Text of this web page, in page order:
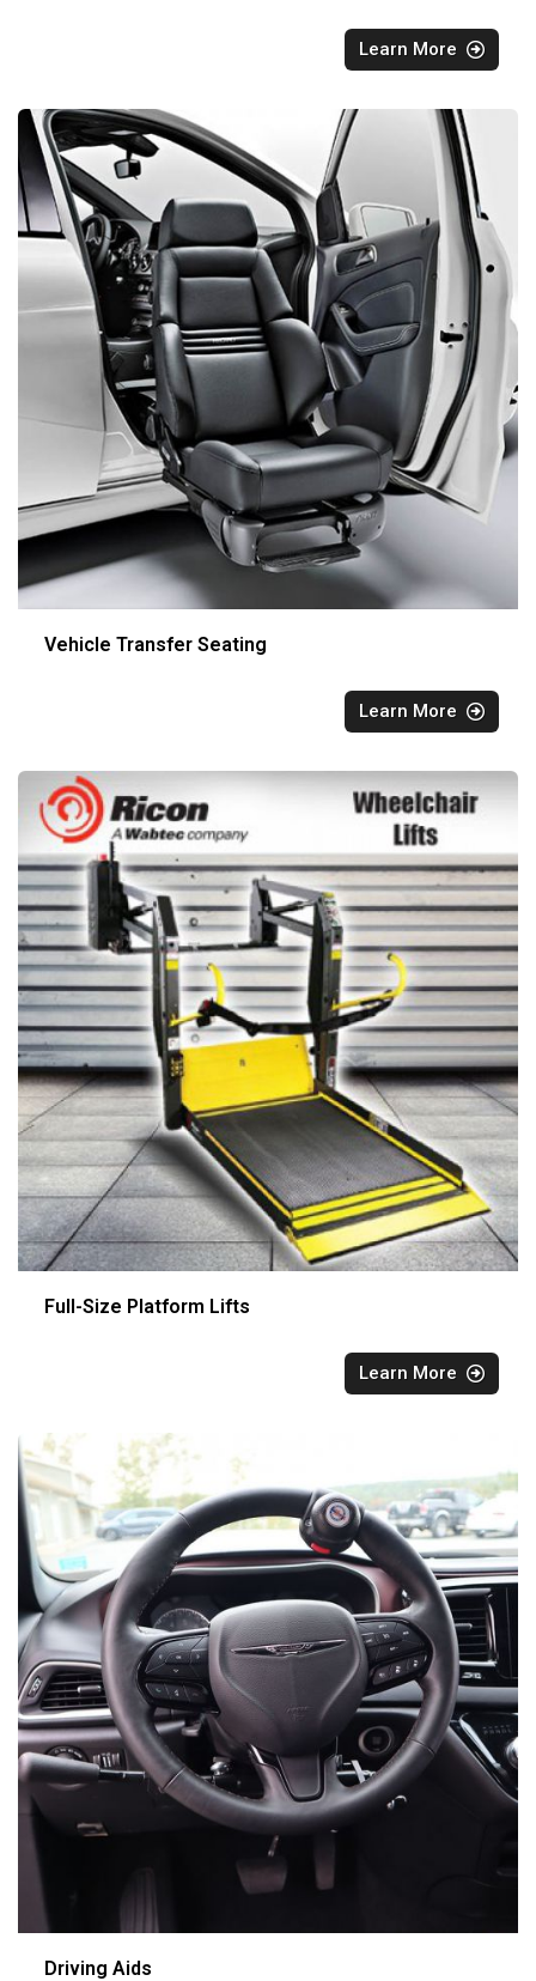
Learn More
Vehicle Transfer Seating
Learn More
Full-Size Platform Lifts
Learn More
Driving Aids